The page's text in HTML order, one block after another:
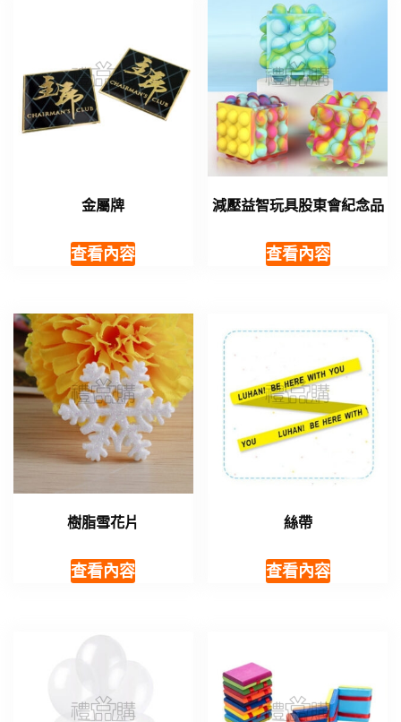
金屬牌
查看內容
減壓益智玩具股東會紀念品
查看內容
樹脂雪花片
查看內容
絲帶
查看內容